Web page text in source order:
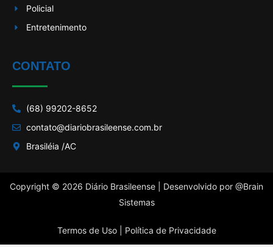
Policial
Entretenimento
CONTATO
(68) 99202-8652
contato@diariobrasileense.com.br
Brasiléia /AC
Copyright © 2026 Diário Brasileense | Desenvolvido por @Brain
Sistemas
Termos de Uso | Política de Privacidade